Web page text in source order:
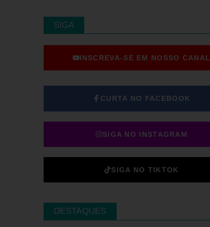
SIGA
INSCREVA-SE EM NOSSO CANAL
CURTA NO FACEBOOK
SIGA NO INSTAGRAM
SIGA NO TIKTOK
DESTAQUES